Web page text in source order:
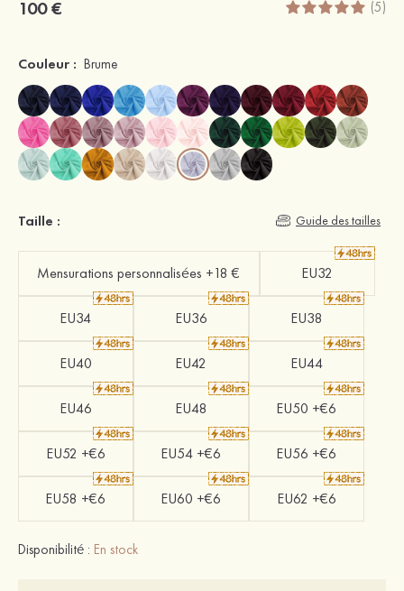
100 € (5)
Couleur : Brume
Taille : Guide des tailles
Mensurations personnalisées +18 € EU32
EU34 EU36 EU38
EU40 EU42 EU44
EU46 EU48 EU50 +€6
EU52 +€6 EU54 +€6 EU56 +€6
EU58 +€6 EU60 +€6 EU62 +€6
Disponibilité : En stock